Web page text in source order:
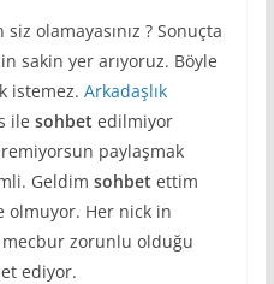
olamayasınız ? Sonuçta
sakin yer arıyoruz. Böyle
istemez. Arkadaşlık
ile sohbet edilmiyor
paylaşmak
Geldim sohbet ettim
olmuyor. Her nick in
zorunlu olduğu
ediyor.